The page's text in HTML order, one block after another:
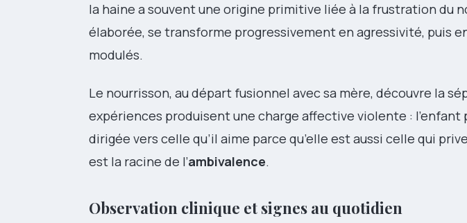
la haine a souvent une origine primitive liée à la frustration du
élaborée, se transforme progressivement en agressivité, puis
modulés.
Le nourrisson, au départ fusionnel avec sa mère, découvre la
expériences produisent une charge affective violente :
dirigée vers celle qu’il aime parce qu’elle est aussi celle qui
est la racine de l’ambivalence.
Observation clinique et signes au quotidien